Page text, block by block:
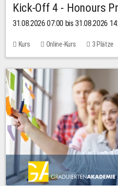
Kick-Off 4 - Honours
31.08.2026 07:00 bis 31.08.2026
Kurs Online-Kurs 3 Plätze